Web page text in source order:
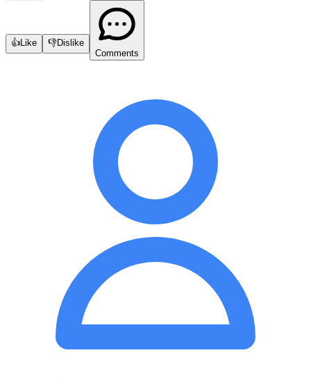
👍Like 👎Dislike
Comments